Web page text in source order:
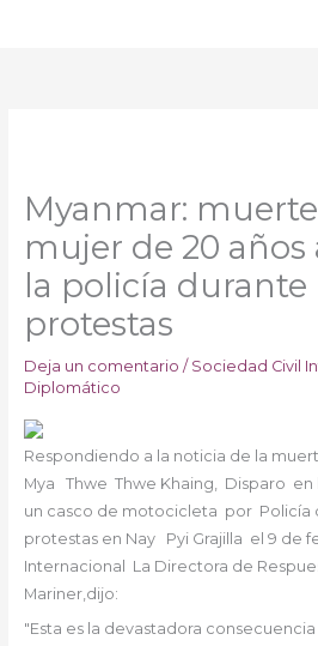
Myanmar:
mujer de 20 años
la policía durante
protestas
Deja un comentario / Sociedad Civil
Diplomático
Respondiendo a la noticia de la
Mya
Thwe Thwe Khaing Disparo en
un casco de motocicleta por Policía
protestas en Nay
Pyi Grajilla el 9 de
Internacional La Directora de
Mariner, dijo:
"Esta es la devastadora